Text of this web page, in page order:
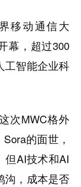
移动通信大
幕，超过300
工智能企业科
次MWC格外
的面世，
但AI技术和AI
沟，成本是否